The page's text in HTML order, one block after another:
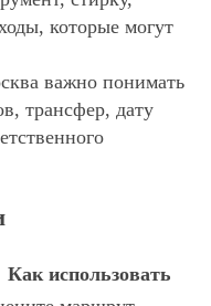
которые могут
важно понимать
трансфер, дату
Как использовать